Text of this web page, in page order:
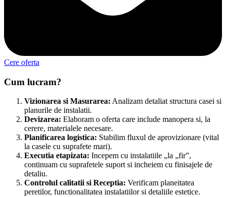
Cere oferta
Cum lucram?
Vizionarea si Masurarea: Analizam detaliat structura casei si
planurile de instalatii.
Devizarea: Elaboram o oferta care include manopera si, la
cerere, materialele necesare.
Planificarea logistica: Stabilim fluxul de aprovizionare (vital
la casele cu suprafete mari).
Executia etapizata: Incepem cu instalatiile „la „fir”,
continuam cu suprafetele suport si incheiem cu finisajele de
detaliu.
Controlul calitatii si Receptia: Verificam planeitatea
peretilor, functionalitatea instalatiilor si detaliile estetice.